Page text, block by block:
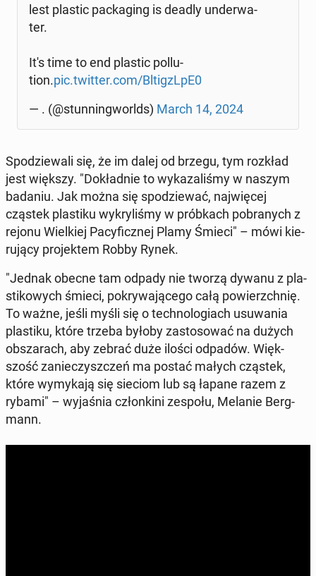
lest plastic pac­ka­ging is deadly un­der­wa­
ter.
It's time to end plastic pol­lu­
tion.pic.twitter.com/Bltig­zL­pE0
— . (@stun­nin­gworlds) March 14, 2024
Spo­dzie­wa­li się, że im dalej od brzegu, tym rozkład
jest większy. "Do­kład­nie to wy­ka­za­li­śmy w naszym
badaniu. Jak można się spo­dzie­wać, naj­wię­cej
cząstek pla­sti­ku wy­kry­li­śmy w prób­kach po­bra­nych z
rejonu Wiel­kiej Pa­cy­ficz­nej Plamy Śmieci" – mówi kie­
ru­ją­cy pro­jek­tem Robby Rynek.
"Jednak obecne tam odpady nie tworzą dywanu z pla­
sti­ko­wych śmieci, po­kry­wa­ją­ce­go całą po­wierzch­nię.
To ważne, jeśli myśli się o tech­no­lo­giach usu­wa­nia
pla­sti­ku, które trzeba byłoby za­sto­so­wać na dużych
ob­sza­rach, aby zebrać duże ilości odpadów. Więk­
szość za­nie­czysz­czeń ma postać małych cząstek,
które wy­my­ka­ją się sieciom lub są łapane razem z
rybami" – wy­ja­śnia człon­ki­ni zespołu, Melanie Berg­
mann.